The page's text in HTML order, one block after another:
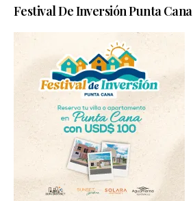
Festival De Inversión Punta Cana